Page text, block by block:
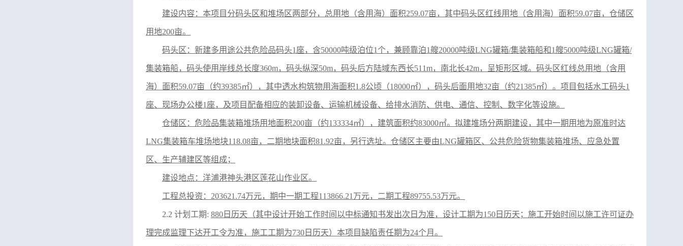
建设内容：本项目分码头区和堆场区两部分，总用地（含用海）面积259.07亩，其中码头区红线用地（含用海）面积59.07亩，仓储区
用地200亩。
码头区：新建多用途公共危险品码头1座，含50000吨级泊位1个，兼顾靠泊1艘20000吨级LNG罐箱/集装箱船和1艘5000吨级LNG罐箱/
集装箱船，码头使用岸线总长度360m，码头纵深50m，码头后方陆域东西长511m，南北长42m，呈矩形区域。码头区红线总用地（含用
海）面积59.07亩（约39385㎡），其中透水构筑物用海面积1.8公顷（18000㎡），码头后面用地32亩（约21385㎡）。项目包括水工码头1
座、现场办公楼1座，及项目配备相应的装卸设备、运输机械设备、给排水消防、供电、通信、控制、数字化等设施。
仓储区：危险品集装箱堆场用地面积200亩（约133334㎡），建筑面积约83000㎡。拟建堆场分两期建设，其中一期用地为原准时达
LNG集装箱车堆场地块118.08亩，二期地块面积81.92亩，另行选址。仓储区主要由LNG罐箱区、公共危险货物集装箱堆场、应急处置
区、生产辅建区等组成；
建设地点：洋浦港神头港区莲花山作业区。
工程总投资： 203621.74万元，期中一期工程113866.21万元，二期工程89755.53万元。
2.2 计划工期: 880日历天（其中设计开始工作时间以中标通知书发出次日为准，设计工期为150日历天；施工开始时间以施工许可证办
理完成监理下达开工令为准，施工工期为730日历天）本项目缺陷责任期为24个月。